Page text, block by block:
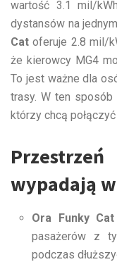
wartość 3.1 mil/
dystansów na
Cat oferuje 2.8 mil/
że kierowcy MG4
To jest ważne dla
trasy. W ten
którzy chcą
wypadają
Ora Funky Cat
pasażerów z
podczas